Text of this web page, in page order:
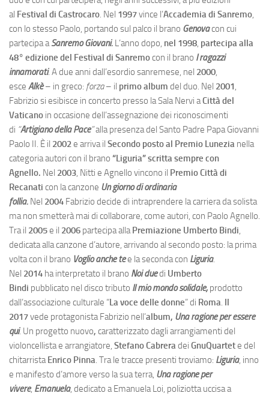
al Festival di Castrocaro. Nel 1997vince l’Accademia di Sanremo,
con lo stesso Paolo, portando sul palco il brano Genovacon cui
partecipa aSanremo Giovani. L’anno dopo, nel 1998, partecipa alla
48° edizione del Festival di Sanremocon il brano I ragazzi
innamorati. A due anni dall’esordio sanremese, nel 2000,
esce Alkè– in greco: forza– il primo album del duo. Nel 2001,
Fabrizio si esibisce in concerto presso la Sala Nervi aCittà del
Vaticano in occasione dell’assegnazione dei riconoscimenti
di “Artigiano della Pace”alla presenza del Santo Padre Papa Giovanni
Paolo II. È il 2002e arriva il Secondo posto al Premio Lunezia nella
categoria autori con il brano “Liguria” scritta sempre con
Agnello. Nel 2003, Nitti e Agnello vincono il Premio Città di
Recanati con la canzone Un giorno di ordinaria
follia. Nel 2004 Fabrizio decide di intraprendere la carriera da solista
ma non smetterà mai di collaborare, come autori, con Paolo Agnello.
Tra il 2005e il 2006 partecipa allaPremiazione Umberto Bindi,
dedicata alla canzone d’autore, arrivando al secondo posto: la prima
volta con il brano Voglio anche tee la seconda con Liguria.
Nel 2014 ha interpretato il brano Noi duedi Umberto
Bindi pubblicato nel disco tributo Il mio mondo solidale, prodotto
dall’associazione culturale “La voce delle donne” di Roma. Il
2017vede protagonista Fabrizio nell’album, Una ragione per essere
qui. Un progetto nuovo, caratterizzato dagli arrangiamenti del
violoncellista e arrangiatore, Stefano Cabreradei GnuQuartete del
chitarristaEnrico Pinna. Tra le tracce presenti troviamo: Liguria, inno
e manifesto d’amore verso la sua terra, Una ragione per
vivere, Emanuela, dedicato a Emanuela Loi, poliziotta uccisa a